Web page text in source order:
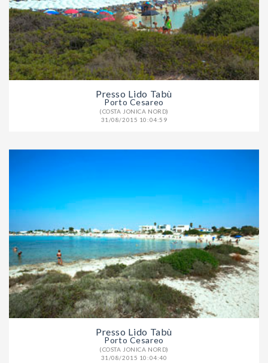
Presso Lido Tabù
Porto Cesareo
(COSTA JONICA NORD)
31/08/2015 10:04:59
Presso Lido Tabù
Porto Cesareo
(COSTA JONICA NORD)
31/08/2015 10:04:40